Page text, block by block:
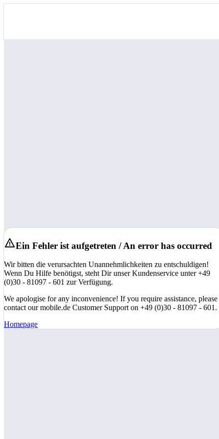
Ein Fehler ist aufgetreten / An error has occurred
Wir bitten die verursachten Unannehmlichkeiten zu entschuldigen!
Wenn Du Hilfe benötigst, steht Dir unser Kundenservice unter +49
(0)30 - 81097 - 601 zur Verfügung.
We apologise for any inconvenience! If you require assistance, please
contact our mobile.de Customer Support on +49 (0)30 - 81097 - 601.
Homepage